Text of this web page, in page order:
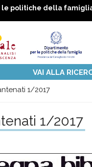
le politiche della
ONUVAI ALLA
1/2017
1/2017